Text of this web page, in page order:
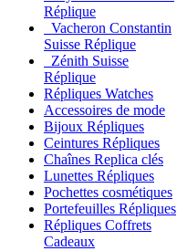
Réplique
Vacheron Constantin
Suisse Réplique
Zénith Suisse
Réplique
Répliques Watches
Accessoires de mode
Bijoux Répliques
Ceintures Répliques
Chaînes Replica clés
Lunettes Répliques
Pochettes cosmétiques
Portefeuilles Répliques
Répliques Coffrets
Cadeaux